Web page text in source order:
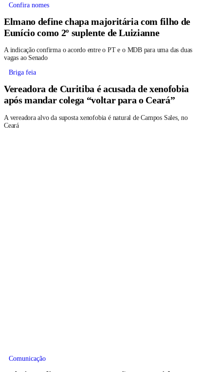
Confira nomes
Elmano define chapa majoritária com filho de
Eunício como 2º suplente de Luizianne
A indicação confirma o acordo entre o PT e o MDB para uma das duas
vagas ao Senado
Briga feia
Vereadora de Curitiba é acusada de xenofobia
após mandar colega “voltar para o Ceará”
A vereadora alvo da suposta xenofobia é natural de Campos Sales, no
Ceará
Comunicação